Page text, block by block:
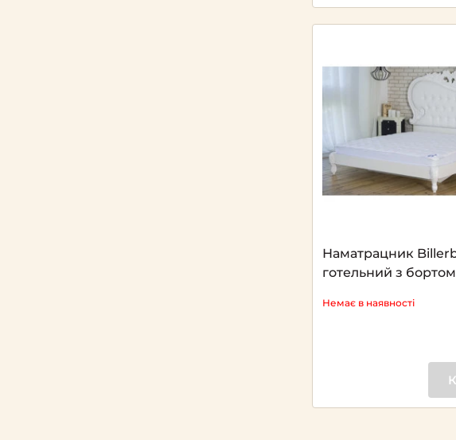
Наматрацник
готельний з бортом
Немає в наявності